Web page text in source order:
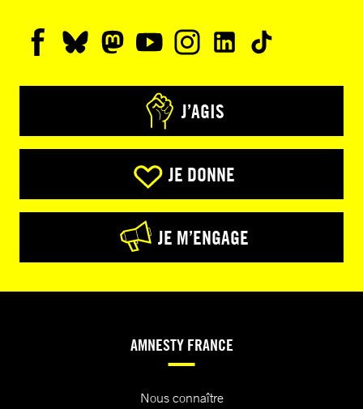
J’AGIS
JE DONNE
JE M’ENGAGE
AMNESTY FRANCE
Nous connaître